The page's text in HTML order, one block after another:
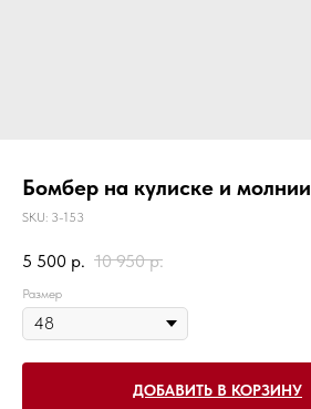
Бомбер на кулиске и молнии
SKU: 3-153
5 500 р. 10 950 р.
Размер
ДОБАВИТЬ В КОРЗИНУ